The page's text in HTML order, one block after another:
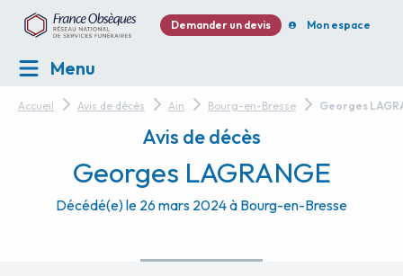
Demander un devis Mon espace
Menu
Accueil Avis de décès Ain Bourg-en-Bresse Georges
Avis de décès
Georges LAGRANGE
Décédé(e) le 26 mars 2024 à Bourg-en-Bresse